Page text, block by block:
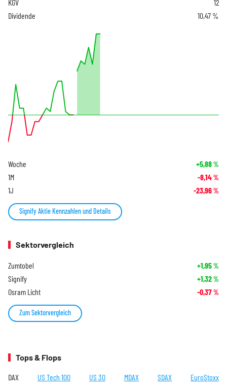
KGV
12
Dividende
10,47 %
Woche +5,88%
1M -8,14%
1J -23,96%
Signify Aktie Kennzahlen und Details
Sektorvergleich
Zumtobel +1,95%
Signify +1,32%
Osram Licht -0,37%
Zum Sektorvergleich
Tops & Flops
DAX US Tech 100 US 30 MDAX SDAX EuroStoxx